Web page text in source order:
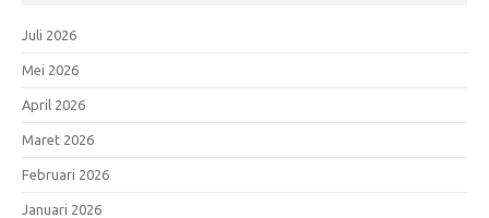
Juli 2026
Mei 2026
April 2026
Maret 2026
Februari 2026
Januari 2026